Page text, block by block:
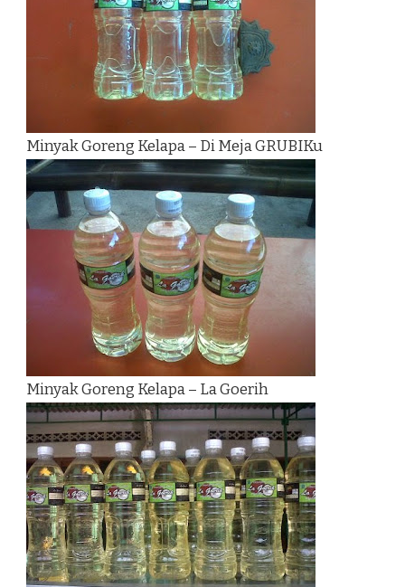
Minyak Goreng Kelapa – Di Meja GRUBIKu
Minyak Goreng Kelapa – La Goerih